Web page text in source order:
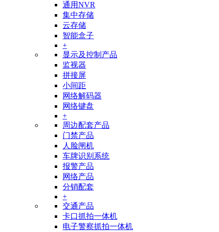
通用NVR
集中存储
云存储
智能盒子
+
显示及控制产品
监视器
拼接屏
小间距
网络解码器
网络键盘
+
周边配套产品
门禁产品
人脸闸机
车牌识别系统
报警产品
网络产品
分销配套
+
交通产品
卡口抓拍一体机
电子警察抓拍一体机